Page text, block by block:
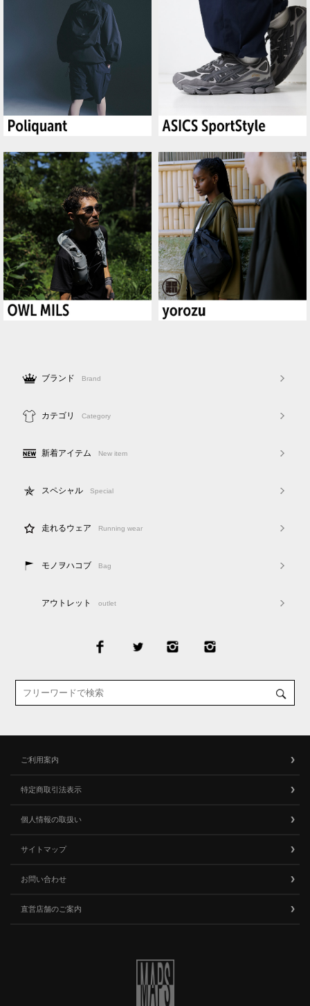
ブランド Brand
カテゴリ Category
新着アイテム New item
スペシャル Special
走れるウェア Running wear
モノヲハコブ Bag
アウトレット outlet
ご利用案内
特定商取引法表示
個人情報の取扱い
サイトマップ
お問い合わせ
直営店舗のご案内